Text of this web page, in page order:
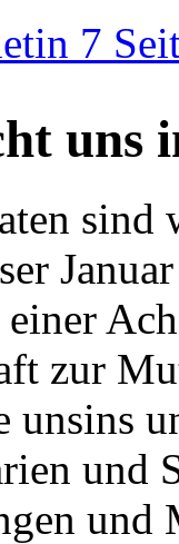
7
uns
zur
unsins
und
und